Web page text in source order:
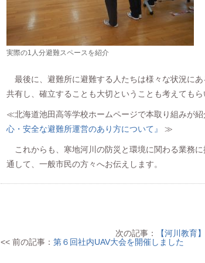
実際の1人分避難スペースを紹介
最後に、避難所に避難する人たちは様々な状況に
共有し、確立することも大切ということも考えてもら
≪北海道池田高等学校ホームページで本取り組みが紹
心・安全な避難所運営のあり方について』
≫
これからも、寒地河川の防災と環境に関わる業務
通して、一般市民の方々へお伝えします。
次の記事： 【河川教育
<< 前の記事： 第６回社内UAV大会を開催しました